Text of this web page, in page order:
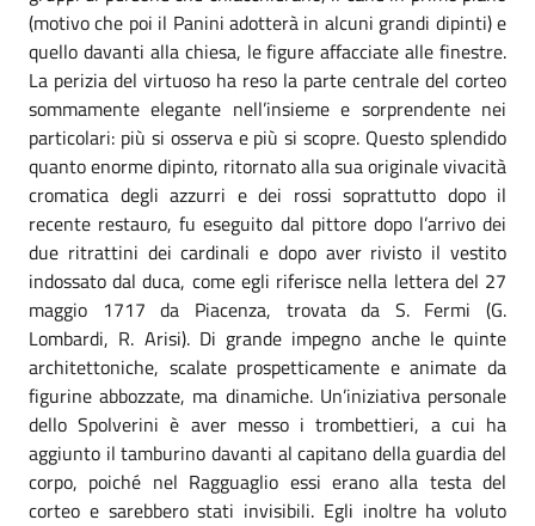
(motivo che poi il Panini adotterà in alcuni grandi dipinti) e
quello davanti alla chiesa, le figure affacciate alle finestre.
La perizia del virtuoso ha reso la parte centrale del corteo
sommamente elegante nell’insieme e sorprendente nei
particolari: più si osserva e più si scopre. Questo splendido
quanto enorme dipinto, ritornato alla sua originale vivacità
cromatica degli azzurri e dei rossi soprattutto dopo il
recente restauro, fu eseguito dal pittore dopo l’arrivo dei
due ritrattini dei cardinali e dopo aver rivisto il vestito
indossato dal duca, come egli riferisce nella lettera del 27
maggio 1717 da Piacenza, trovata da S. Fermi (G.
Lombardi, R. Arisi). Di grande impegno anche le quinte
architettoniche, scalate prospetticamente e animate da
figurine abbozzate, ma dinamiche. Un’iniziativa personale
dello Spolverini è aver messo i trombettieri, a cui ha
aggiunto il tamburino davanti al capitano della guardia del
corpo, poiché nel Ragguaglio essi erano alla testa del
corteo e sarebbero stati invisibili. Egli inoltre ha voluto